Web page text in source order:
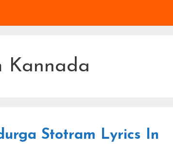
Kannada
Stotram Lyrics In